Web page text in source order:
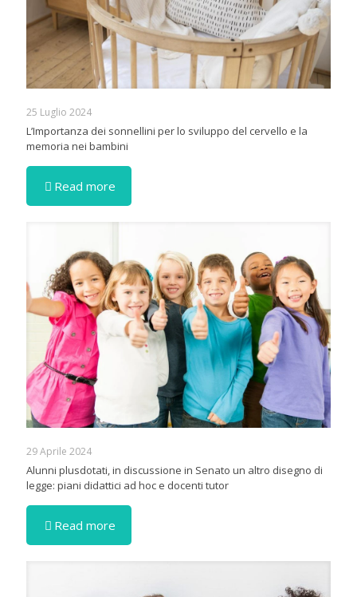
25 Luglio 2024
L’Importanza dei sonnellini per lo sviluppo del cervello e la
memoria nei bambini
Read more
29 Aprile 2024
Alunni plusdotati, in discussione in Senato un altro disegno di
legge: piani didattici ad hoc e docenti tutor
Read more